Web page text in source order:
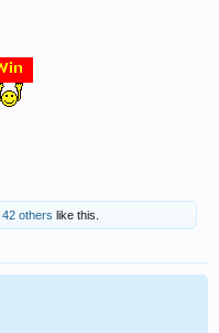
42 others like this.